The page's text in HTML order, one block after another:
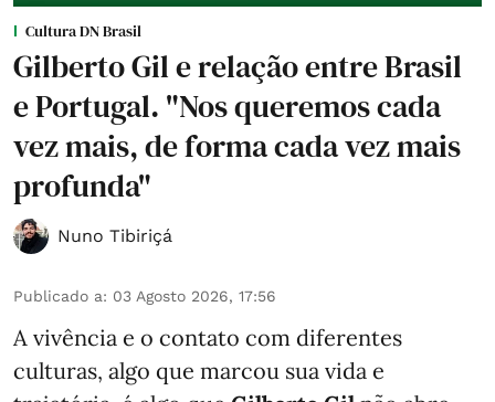
Cultura DN Brasil
Gilberto Gil e relação entre Brasil
e Portugal. "Nos queremos cada
vez mais, de forma cada vez mais
profunda"
Nuno Tibiriçá
Publicado a: 03 Agosto 2026, 17:56
A vivência e o contato com diferentes
culturas, algo que marcou sua vida e